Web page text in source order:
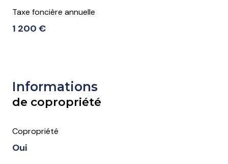
Taxe foncière annuelle
1 200 €
Informations
de copropriété
Copropriété
Oui